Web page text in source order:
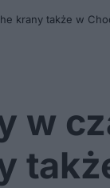
krany także w
w